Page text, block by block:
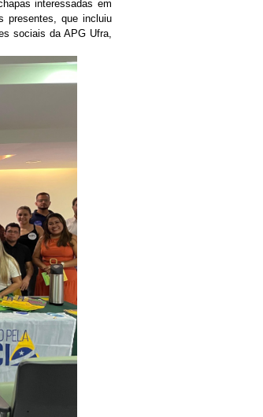
interessadas em
presentes, que incluiu
sociais da APG Ufra,